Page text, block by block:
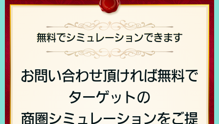
無料でシミュレーションできます
お問い合わせ頂ければ無料で
ターゲットの
商圏シミュレーションをご提